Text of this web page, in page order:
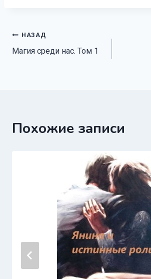
Навигация
по
НАЗАД
Магия среди нас. Том 1
Похожие записи